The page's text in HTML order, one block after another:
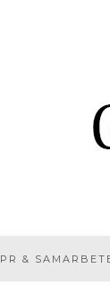
PR &